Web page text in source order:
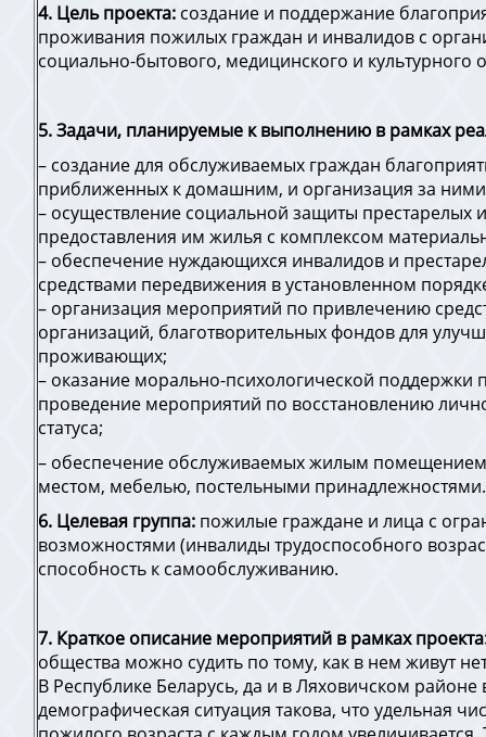
4. Цель проекта: создание и поддержание
проживания пожилых граждан и инвалидов с
социально-бытового, медицинского и культурного
5. Задачи, планируемые к выполнению в рамках
– создание для обслуживаемых граждан
приближенных к домашним, и организация за ними
– осуществление социальной защиты престарелых
предоставления им жилья с комплексом
– обеспечение нуждающихся инвалидов и
средствами передвижения в установленном
– организация мероприятий по привлечению
организаций, благотворительных фондов для
проживающих;
– оказание морально-психологической
проведение мероприятий по восстановлению
статуса;
– обеспечение обслуживаемых жилым
местом, мебелью, постельными принадлежностями.
6. Целевая группа: пожилые граждане и лица с
возможностями (инвалиды трудоспособного
способность к самообслуживанию.
7. Краткое описание мероприятий в рамках
общества можно судить по тому, как в нем живут
В Республике Беларусь, да и в Ляховичском районе
демографическая ситуация такова, что удельная